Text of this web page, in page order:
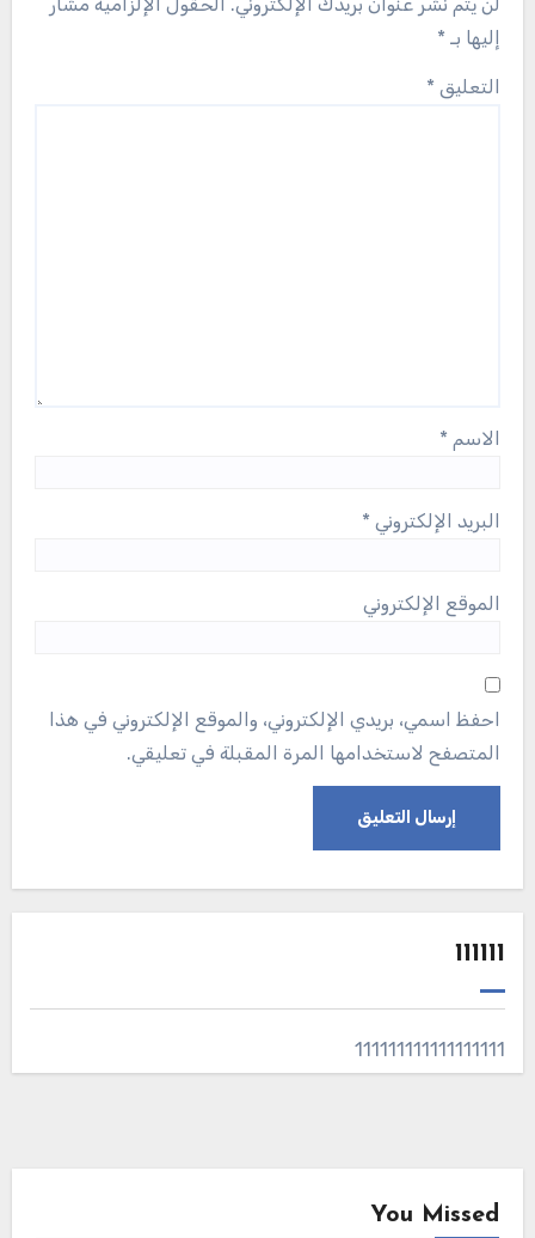
إليها بـ *
التعليق *
الاسم *
البريد الإلكتروني *
الموقع الإلكتروني
احفظ اسمي، بريدي الإلكتروني، والموقع الإلكتروني في هذا
المتصفح لاستخدامها المرة المقبلة في تعليقي.
111111
111111111111111111
You Missed